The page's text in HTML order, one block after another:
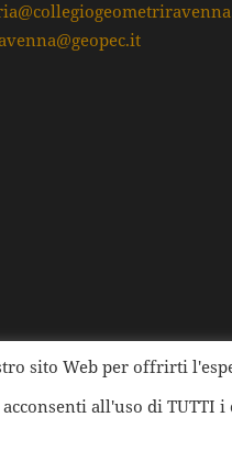
Geometri e dei Geometri
sito Web per offrirti
acconsenti all'uso di